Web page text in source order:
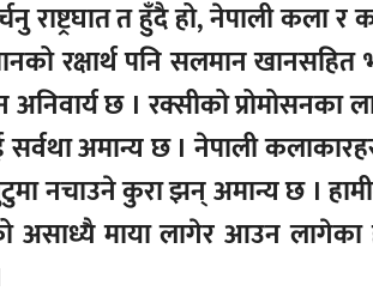
राष्ट्रघात त हुँदै हो, नेपाली कला
रक्षार्थ पनि सलमान
अनिवार्य छ । रक्सीको प्रोमोसनका
सर्वथा अमान्य छ । नेपाली
नचाउने कुरा झन् अमान्य छ ।
असाध्यै माया लागेर आउन लागेका